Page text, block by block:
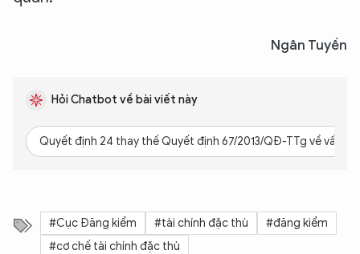
Ngân Tuyền
Hỏi Chatbot về bài viết này
Quyết định 24 thay thế Quyết định 67/2013/QĐ-TTg về vấn
#Cục Đăng kiểm #tài chính đặc thù
#đăng kiểm
#cơ chế tài chính đặc thù